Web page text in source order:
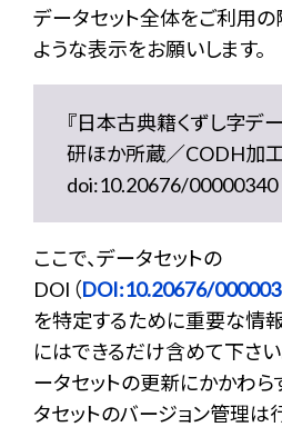
データセット全体をご利用
ような表示をお願いします。
『日本古典籍くずし字デー
研ほか所蔵／CODH加工
doi:10.20676/00000340
ここで、データセットの
DOI（DOI:10.20676/
を特定するために重要な情
にはできるだけ含めて下さ
ータセットの更新にかかわら
タセットのバージョン管理は